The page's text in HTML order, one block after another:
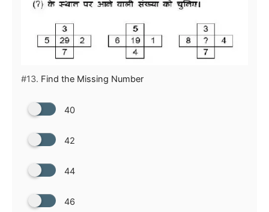
#13. Find the Missing Number
40
42
44
46